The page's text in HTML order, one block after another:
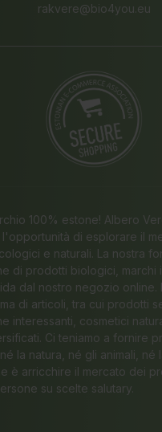
rakvere@bio4you.eu
100% estone! Albero
l'opportunità di esplorare il
e naturali. La nostra
di prodotti biologici, marchi
dal nostro negozio online.
di articoli, tra cui prodotti
interessanti, cosmetici
Ci teniamo a fornire
la natura, né gli animali, né
è arricchire il mercato dei
su scelte salutary.